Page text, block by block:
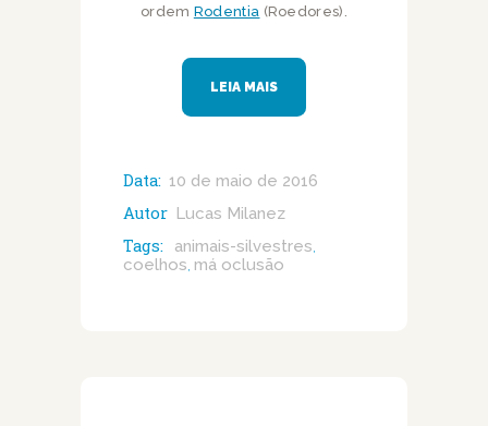
ordem Rodentia (Roedores).
LEIA MAIS
Data: 10 de maio de 2016
Autor Lucas Milanez
Tags: animais-silvestres
coelhos má oclusão